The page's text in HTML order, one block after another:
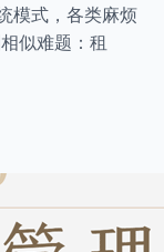
模式，各类麻烦
似难题：租